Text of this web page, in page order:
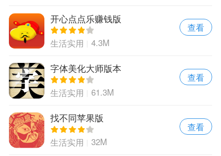
开心点点乐赚钱版
生活实用 4.3M
查看
字体美化大师版本
生活实用 61.3M
查看
找不同苹果版
生活实用 32M
查看